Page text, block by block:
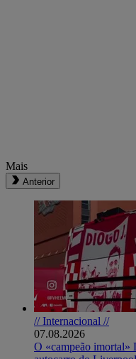
Mais
Anterior
// Internacional //
07.08.2026
O «campeão imortal»